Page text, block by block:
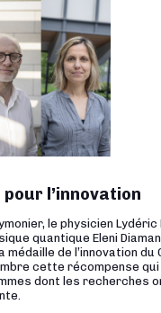
l’innovation
le physicien
quantique Eleni
de l’innovation du
cette récompense qui
dont les recherches